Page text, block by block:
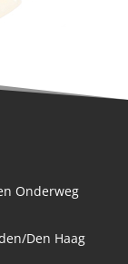
Onderweg
Den Haag